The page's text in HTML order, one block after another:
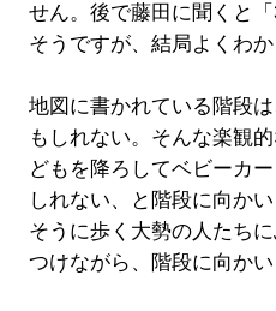
せん。後で藤田に聞くと
そうですが、結局よくわか
地図に書かれている階段
もしれない。そんな楽観
どもを降ろしてベビーカ
しれない、と階段に向か
そうに歩く大勢の人たち
つけながら、階段に向かい